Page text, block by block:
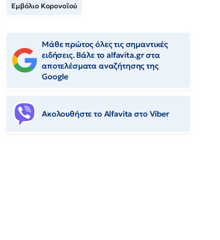
Εμβόλιο Κορονοϊού
Μάθε πρώτος όλες τις σημαντικές
ειδήσεις. Βάλε το alfavita.gr στα
αποτελέσματα αναζήτησης της
Google
Ακολουθήστε το Αlfavita στο Viber